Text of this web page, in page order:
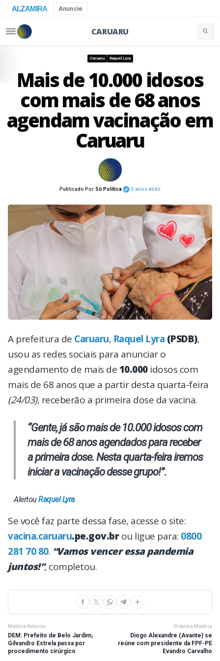
ALZAMIRA Anuncie
CARUARU
Caruaru Raquel Lyra
Mais de 10.000 idosos
com mais de 68 anos
agendam vacinação em
Caruaru
Publicado Por:Só Política 5 anos atrás
A prefeitura de Caruaru, Raquel Lyra (PSDB),
usou as redes sociais para anunciar o
agendamento de mais de 10.000idosos com
mais de 68 anos que a partir desta quarta-feira
(24/03), receberão a primeira dose da vacina.
“Gente, já são mais de 10.000 idosos com
mais de 68 anos agendados para receber
a primeira dose. Nesta quarta-feira iremos
iniciar a vacinação desse grupo!”.
AlertouRaquel Lyra.
Se você faz parte dessa fase, acesse o site:
vacina.caruaru.pe.gov.brou ligue para: 0800
281 70 80. “Vamos vencer essa pandemia
juntos!”, completou.
Matéria Anterior
DEM: Prefeito de Belo Jardim,
Gilvandro Estrela passa por
procedimento cirúrgico
Próxima Matéria
Diogo Alexandre (Avante) se
reúne com presidente da FPF-PE
Evandro Carvalho